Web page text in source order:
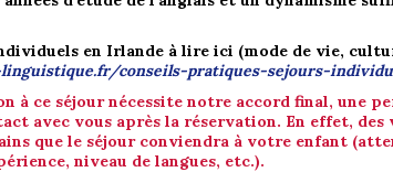
en Irlande à lire ici (mode de vie,
conseils-pratiques-sejours-
à ce séjour nécessite notre accord final, une
avec vous après la réservation. En effet,
que le séjour conviendra à votre enfant
niveau de langues, etc.).